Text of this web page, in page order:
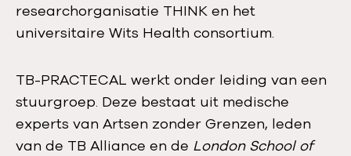
researchorganisatie THINK en het
universitaire Wits Health consortium.
TB-PRACTECAL werkt onder leiding van een
stuurgroep. Deze bestaat uit medische
experts van Artsen zonder Grenzen, leden
van de TB Alliance en de London School of